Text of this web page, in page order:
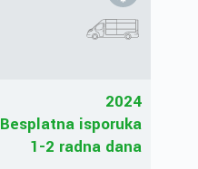
2024
Besplatna isporuka
1-2 radna dana